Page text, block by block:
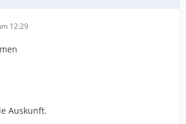
12:29
Auskunft.